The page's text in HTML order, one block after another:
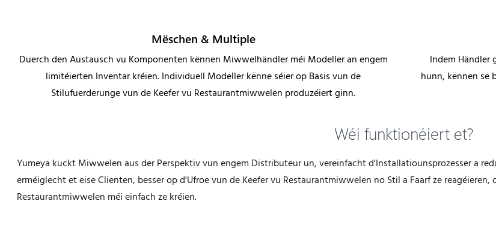
Mëschen & Multiple
Duerch den Austausch vu Komponenten kënnen Miwwelhändler méi Modeller an engem
limitéierten Inventar kréien. Individuell Modeller kënne séier op Basis vun de
Stilufuerderunge vun de Keefer vu Restaurantmiwwelen produzéiert ginn.
Indem Händler
hunn, kënnen se
Wéi funktionéiert et?
Yumeya kuckt Miwwelen aus der Perspektiv vun engem Distributeur un, vereinfacht d'Installatiounsprozesser a
erméiglecht et eise Clienten, besser op d'Ufroe vun de Keefer vu Restaurantmiwwelen no Stil a Faarf ze
Restaurantmiwwelen méi einfach ze kréien.